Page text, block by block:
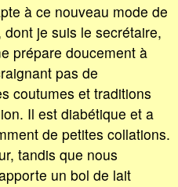
à ce nouveau mode de
je suis le secrétaire,
prépare doucement à
pas de
coutumes et traditions
Il est diabétique et a
de petites collations.
tandis que nous
un bol de lait